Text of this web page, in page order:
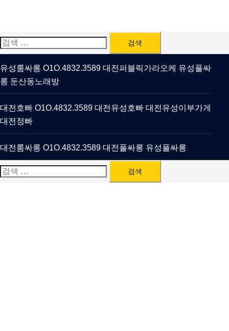
검
색:
유성룸싸롱 O1O.4832.3589 대전퍼블릭가라오케 유성풀싸
롱 둔산동노래방
대전호빠 O1O.4832.3589 대전유성호빠 대전유성이부가게
대전정빠
대전룸싸롱 O1O.4832.3589 대전풀싸롱 유성풀싸롱
검